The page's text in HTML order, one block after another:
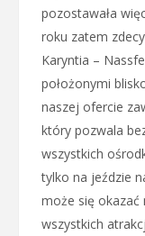
pozostawała
roku zatem
Karyntia –
położonymi
naszej ofercie
który pozwala
wszystkich
tylko na jeździe
może się okazać
wszystkich